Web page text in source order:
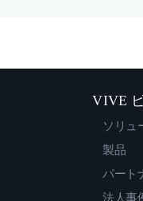
VIVE
ソリュ
製品
パート
法人事